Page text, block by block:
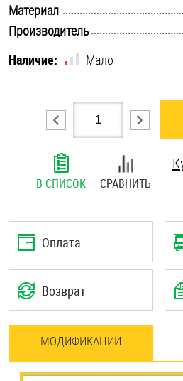
Хомуты
Шплинты
Материал
Производитель
Наличие:
Мало
В СПИСОК СРАВНИТЬ
Оплата
Возврат
МОДИФИКАЦИИ